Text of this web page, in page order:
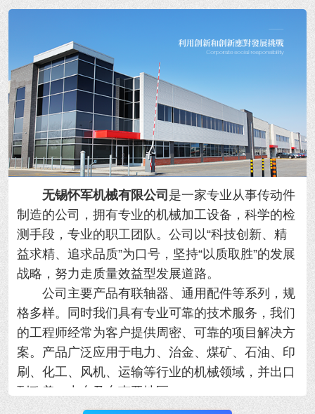
无锡怀军机械有限公司 是一家专业从事传动件
制造的公司，拥有专业的机械加工设备，科学的检
测手段，专业的职工团队。公司以“科技创新、精
益求精、追求品质”为口号，坚持“以质取胜”的发展
战略，努力走质量效益型发展道路。
公司主要产品有联轴器、通用配件等系列，规
格多样。同时我们具有专业可靠的技术服务，我们
的工程师经常为客户提供周密、可靠的项目解决方
案。产品广泛应用于电力、治金、煤矿、石油、印
刷、化工、风机、运输等行业的机械领域，并出口
到欧美、中东及东南亚地区。
我公司优势：规模大、产品全、质量好、工期